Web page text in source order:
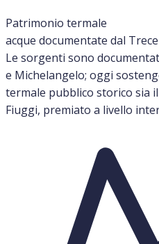
Patrimonio termale
acque documentate dal
Le sorgenti sono
e Michelangelo; oggi
termale pubblico storico sia
Fiuggi, premiato a livello